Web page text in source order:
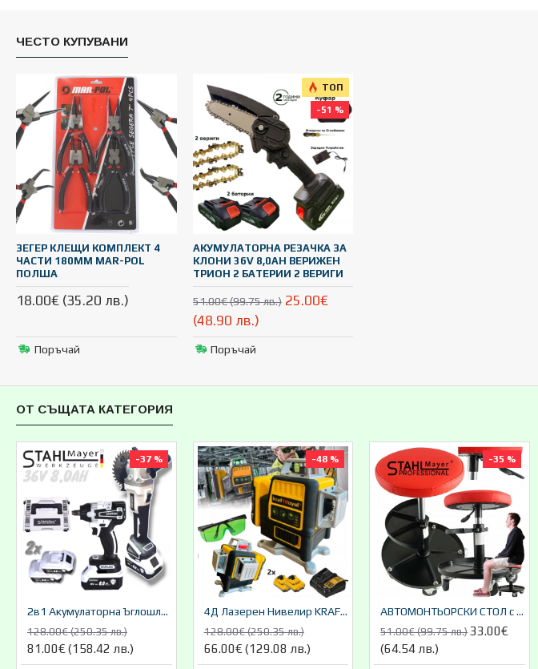
ЧЕСТО КУПУВАНИ
ЗЕГЕР КЛЕЩИ КОМПЛЕКТ 4
ЧАСТИ 180ММ MAR-POL
ПОЛША
18.00€ (35.20 лв.)
Поръчай
ТОП
-51 %
АКУМУЛАТОРНА РЕЗАЧКА ЗА
КЛОНИ 36V 8,0AH ВЕРИЖЕН
ТРИОН 2 БАТЕРИИ 2 ВЕРИГИ
51.00€ (99.75 лв.) 25.00€
(48.90 лв.)
Поръчай
ОТ СЪЩАТА КАТЕГОРИЯ
-37 %
2в1 Акумулаторна Ъглошлайф 125мм и Акумулаторен Ударен Гайковерт (Импакт) Безчетков 36V 8,0AH STAHLMAYER 2 Батерии
128.00€ (250.35 лв.)
81.00€ (158.42 лв.)
-48 %
4Д Лазерен Нивелир KRAFT 12 Линии 12V 8,0AH 4D Магнитна Стойка
128.00€ (250.35 лв.)
66.00€ (129.08 лв.)
-35 %
АВТОМОНТЬОРСКИ СТОЛ с амортисьор + ПОСТАВКА ЗА ИНСТРУМЕНТИ STAHLMAYER
51.00€ (99.75 лв.) 33.00€
(64.54 лв.)